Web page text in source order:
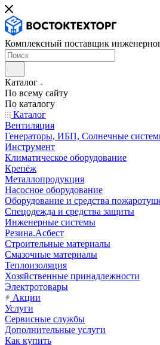
Комплексный поставщик
Каталог
По всему сайту
По каталогу
Каталог
Вентиляция
Генераторы, ИБП, Солнечные
Инструмент
Климатическое оборудование
Крепёж
Металлопродукция
Насосное оборудование
Оборудование и средства
Спецодежда и средства защиты
Инженерные системы
Резина.Асбест
Строительные материалы
Смазочные материалы
Теплоизоляция
Хозяйственные принадлежности
Электротовары
Акции
Услуги
Сервисные службы
Дополнительные услуги
Как купить